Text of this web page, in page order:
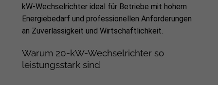
kW-Wechselrichter ideal für Betriebe mit hohem
Energiebedarf und professionellen Anforderungen
an Zuverlässigkeit und Wirtschaftlichkeit.
Warum 20-kW-Wechselrichter so
leistungsstark sind